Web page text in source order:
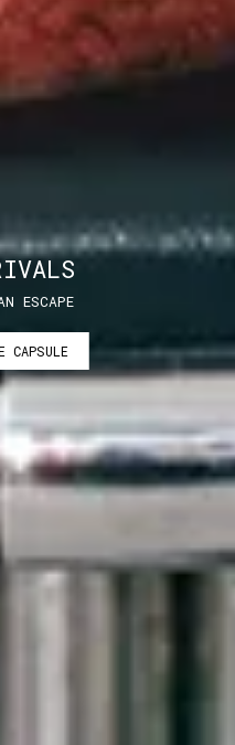
ESCAPE
CAPSULE